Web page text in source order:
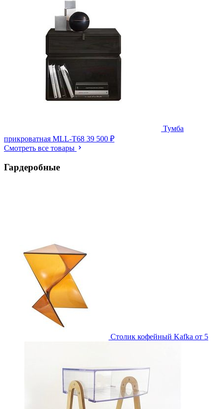
Тумба
прикроватная MLL-T68 39 500 ₽
Смотреть все товары
Гардеробные
Столик кофейный Kafka от 5